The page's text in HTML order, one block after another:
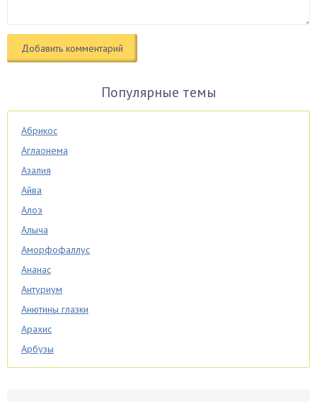
Популярные темы
Абрикос
Аглаонема
Азалия
Айва
Алоэ
Алыча
Аморфофаллус
Ананас
Антуриум
Анютины глазки
Арахис
Арбузы
Аспарагус